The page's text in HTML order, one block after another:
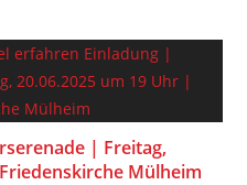
| Freitag,
Mülheim